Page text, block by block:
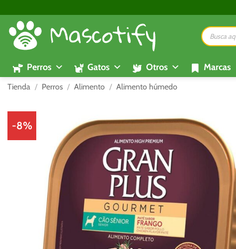
al
contenido
Búsqueda
de
productos
Perros Gatos Otros Marcas
Tienda / Perros / Alimento / Alimento húmedo
-8%